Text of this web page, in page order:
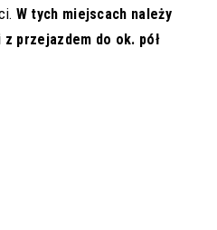
W tych miejscach należy
przejazdem do ok. pół